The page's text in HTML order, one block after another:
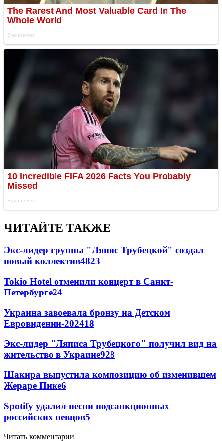
ЧИТАЙТЕ ТАКЖЕ
Экс-лидер группы "Ляпис Трубецкой" создал
новый коллектив4823
Tokio Hotel отменили концерт в Санкт-
Петербурге24
Украина завоевала бронзу на Детском
Евровидении-202418
Экс-лидер "Ляписа Трубецкого" получил вид на
жительство в Украине928
Шакира выпустила композицию об изменившем
Жераре Пике6
Spotify удалил песни подсанкционных
российских певцов5
Читать комментарии